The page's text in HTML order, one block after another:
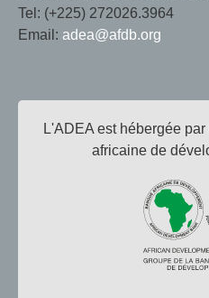
Tel: (+225) 272026.3964
Email: adea@afdb.org
L'ADEA est hébergée
africaine de